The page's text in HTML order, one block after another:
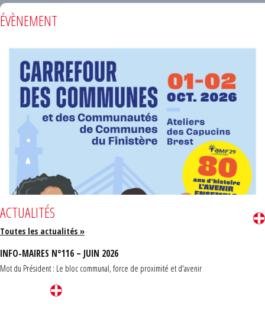
ÉVÈNEMENT
ACTUALITÉS
Toutes les actualités »
INFO-MAIRES N°116 – JUIN 2026
Mot du Président : Le bloc communal, force de proximité et d'avenir